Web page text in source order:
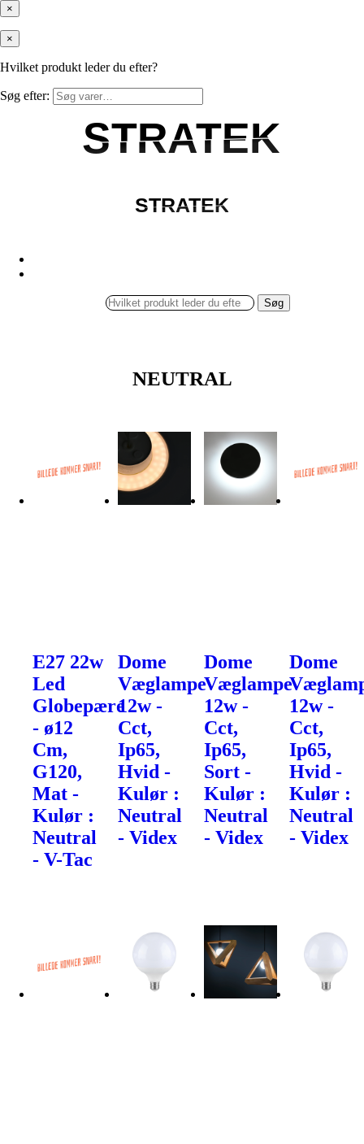
×
×
Hvilket produkt leder du efter?
Søg efter:
STRATEK
STRATEK
STRATEK
STRATEK
Søg
NEUTRAL
E27 22w
Led
Globepære
- ø12
Cm,
G120,
Mat -
Kulør :
Neutral
- V-Tac
Dome
Væglampe
12w -
Cct,
Ip65,
Hvid -
Kulør :
Neutral
- Videx
Dome
Væglampe
12w -
Cct,
Ip65,
Sort -
Kulør :
Neutral
- Videx
Dome
12w -
Cct,
Ip65,
Hvid -
Kulør :
Neutral
- Videx